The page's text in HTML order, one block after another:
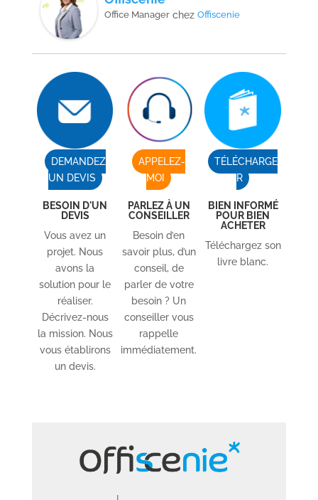
Office Managerchez Offiscenie
DEMANDEZ
UN DEVIS
BESOIN D'UN
DEVIS
Vous avez un
projet. Nous
avons la
solution pour le
réaliser.
Décrivez-nous
la mission. Nous
vous établirons
un devis.
APPELEZ-
MOI
PARLEZ À UN
CONSEILLER
Besoin d’en
savoir plus, d’un
conseil, de
parler de votre
besoin ? Un
conseiller vous
rappelle
immédiatement.
TÉLÉCHARGE
R
BIEN INFORMÉ
POUR BIEN
ACHETER
Téléchargez son
livre blanc.